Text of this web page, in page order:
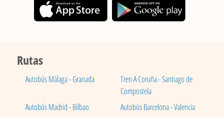
Rutas
Autobús Málaga - Granada
Tren A Coruña - Santiago de
Compostela
Autobús Madrid - Bilbao
Autobús Barcelona - Valencia